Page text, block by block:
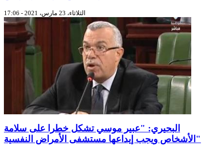
الثلاثاء، 23 مارس، 2021 - 17:06
البحيري: "عبير موسي تشكل خطرا على سلامة
الأشخاص ويجب إيداعها مستشفى الأمراض النفسية"